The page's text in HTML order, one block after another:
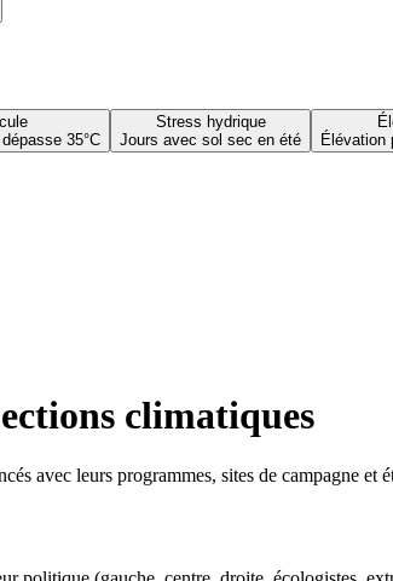
35°C
Stress hydrique
Jours avec sol sec en été
Élévation
climatiques
avec leurs programmes, sites de campagne et